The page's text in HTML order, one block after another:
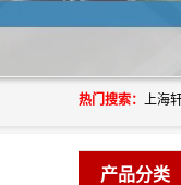
热门搜索：
产品分类